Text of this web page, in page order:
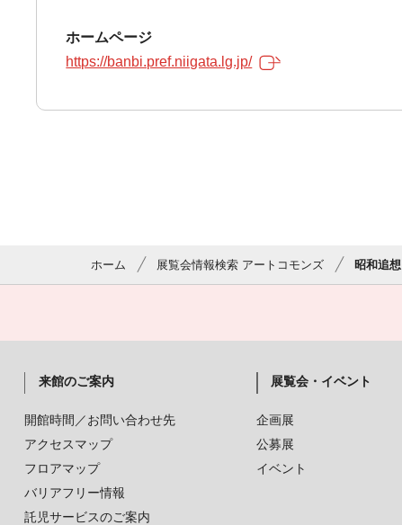
ホームページ
https://banbi.pref.niigata.lg.jp/
ホーム 展覧会情報検索 アートコモンズ 昭和追想
来館のご案内
開館時間／お問い合わせ先
アクセスマップ
フロアマップ
バリアフリー情報
託児サービスのご案内
展覧会・イベント
企画展
公募展
イベント